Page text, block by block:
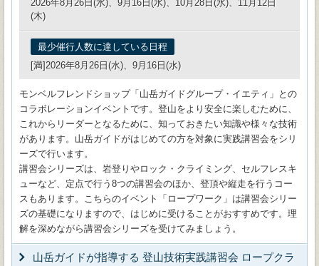
2026年8月26日(水)、9月16日(水)、10月28日(水)、11月12日
(木)
最少催行人数に達している日程
[満]2026年8月26日(水)、9月16日(水)
モンベルフレンドショップ「山岳ガイドグループ・イエティ」との
コラボレーションイベントです。登山をより安全に楽しむために、
これからリーダーとなるために、知っておきたい知識や様々な技術
があります。山岳ガイドがはじめての方を対象に実践講習会をシリ
ーズで行います。
講習会シリーズは、岩登りやロック・クライミング、セルフレスキ
ューなど、定点で行う8つの講習会のほか、登頂や縦走を行うコー
スもあります。こちらのイベント「ロープワーク」は講習会シリー
ズの基礎になりますので、はじめに受けることがおすすめです。理
解を深めながら講習会シリーズを受けてみましょう。
山岳ガイドが指導する 登山技術実践講習会 ロープクラ